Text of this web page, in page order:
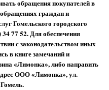
обращения покупателей в
обращениях граждан и
Гомельского городского
34 77 52.Для обеспечения
с законодательством иных
в книге замечаний и
«Лимонка», либо направить
ООО «Лимонка», ул.